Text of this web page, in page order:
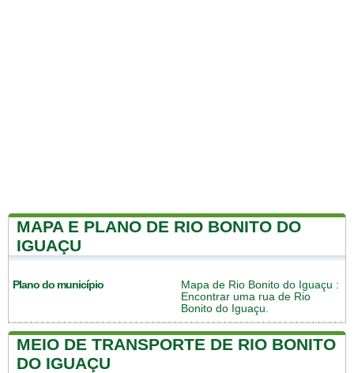
MAPA E PLANO DE RIO BONITO DO
IGUAÇU
Plano do município Mapa de Rio Bonito do Iguaçu :
Encontrar uma rua de Rio
Bonito do Iguaçu.
MEIO DE TRANSPORTE DE RIO BONITO
DO IGUAÇU